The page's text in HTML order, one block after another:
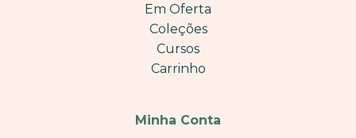
Em Oferta
Coleções
Cursos
Carrinho
Minha Conta